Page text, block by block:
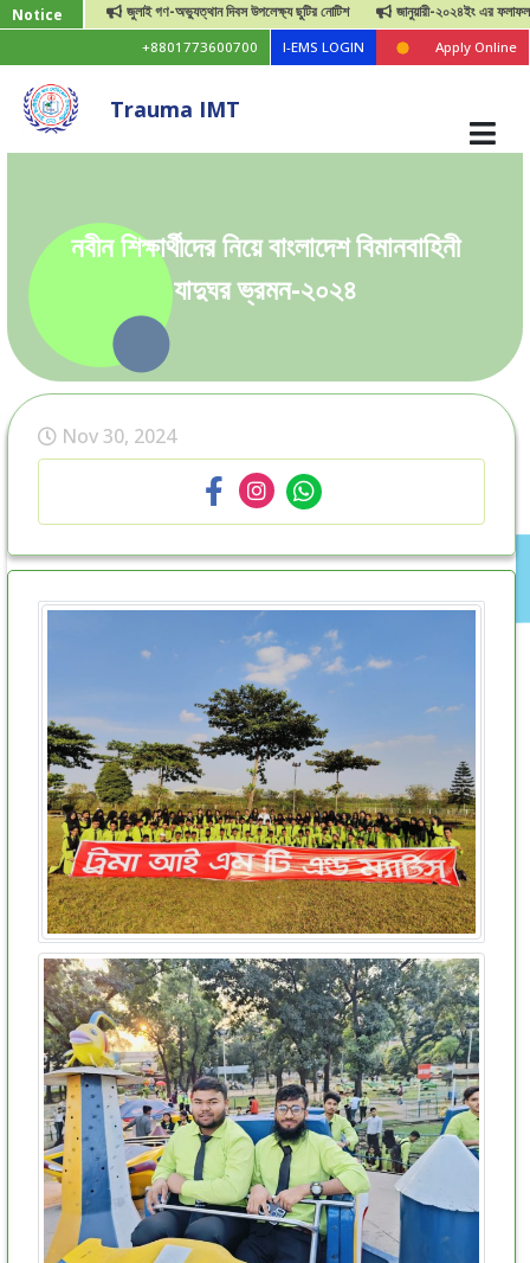
Notice জুলাই গণ-অভ্যুত্থান দিবস উপলেক্ষ্য ছুটির নোটিশ জানুয়ারী-২০২৪ইং এর ফলাফল প্রকাশ
+8801773600700 I-EMS LOGIN Apply Online
Trauma IMT
নবীন শিক্ষার্থীদের নিয়ে বাংলাদেশ বিমানবাহিনী
যাদুঘর ভ্রমন-২০২৪
Nov 30, 2024